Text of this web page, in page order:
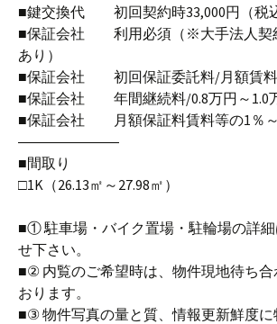
■鍵交換代 初回契約時33,000円（税込
■保証会社 利用必須（※大手法人契
あり）
■保証会社 初回保証委託料/月額賃料
■保証会社 年間継続料/0.8万円～1.0
■保証会社 月額保証料賃料等の1％
―――――――
■間取り
□1K（26.13㎡～27.98㎡）
■① 駐車場・バイク置場・駐輪場の詳
せ下さい。
■② 内覧のご希望時は、物件現地待ち合
おります。
■③ 物件写真の量と質、情報更新鮮度に